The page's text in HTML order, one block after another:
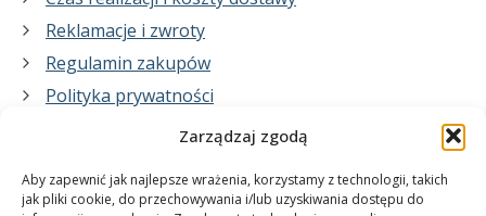
Zarządzaj zgodą
Aby zapewnić jak najlepsze wrażenia, korzystamy z technologii, takich
jak pliki cookie, do przechowywania i/lub uzyskiwania dostępu do
Reklamacje i zwroty
Regulamin zakupów
Polityka prywatności
Co zrobimy dla Ciebie: